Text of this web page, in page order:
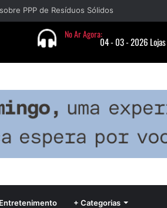
PPP de Resíduos Sólidos
Entretenimento + Categorias